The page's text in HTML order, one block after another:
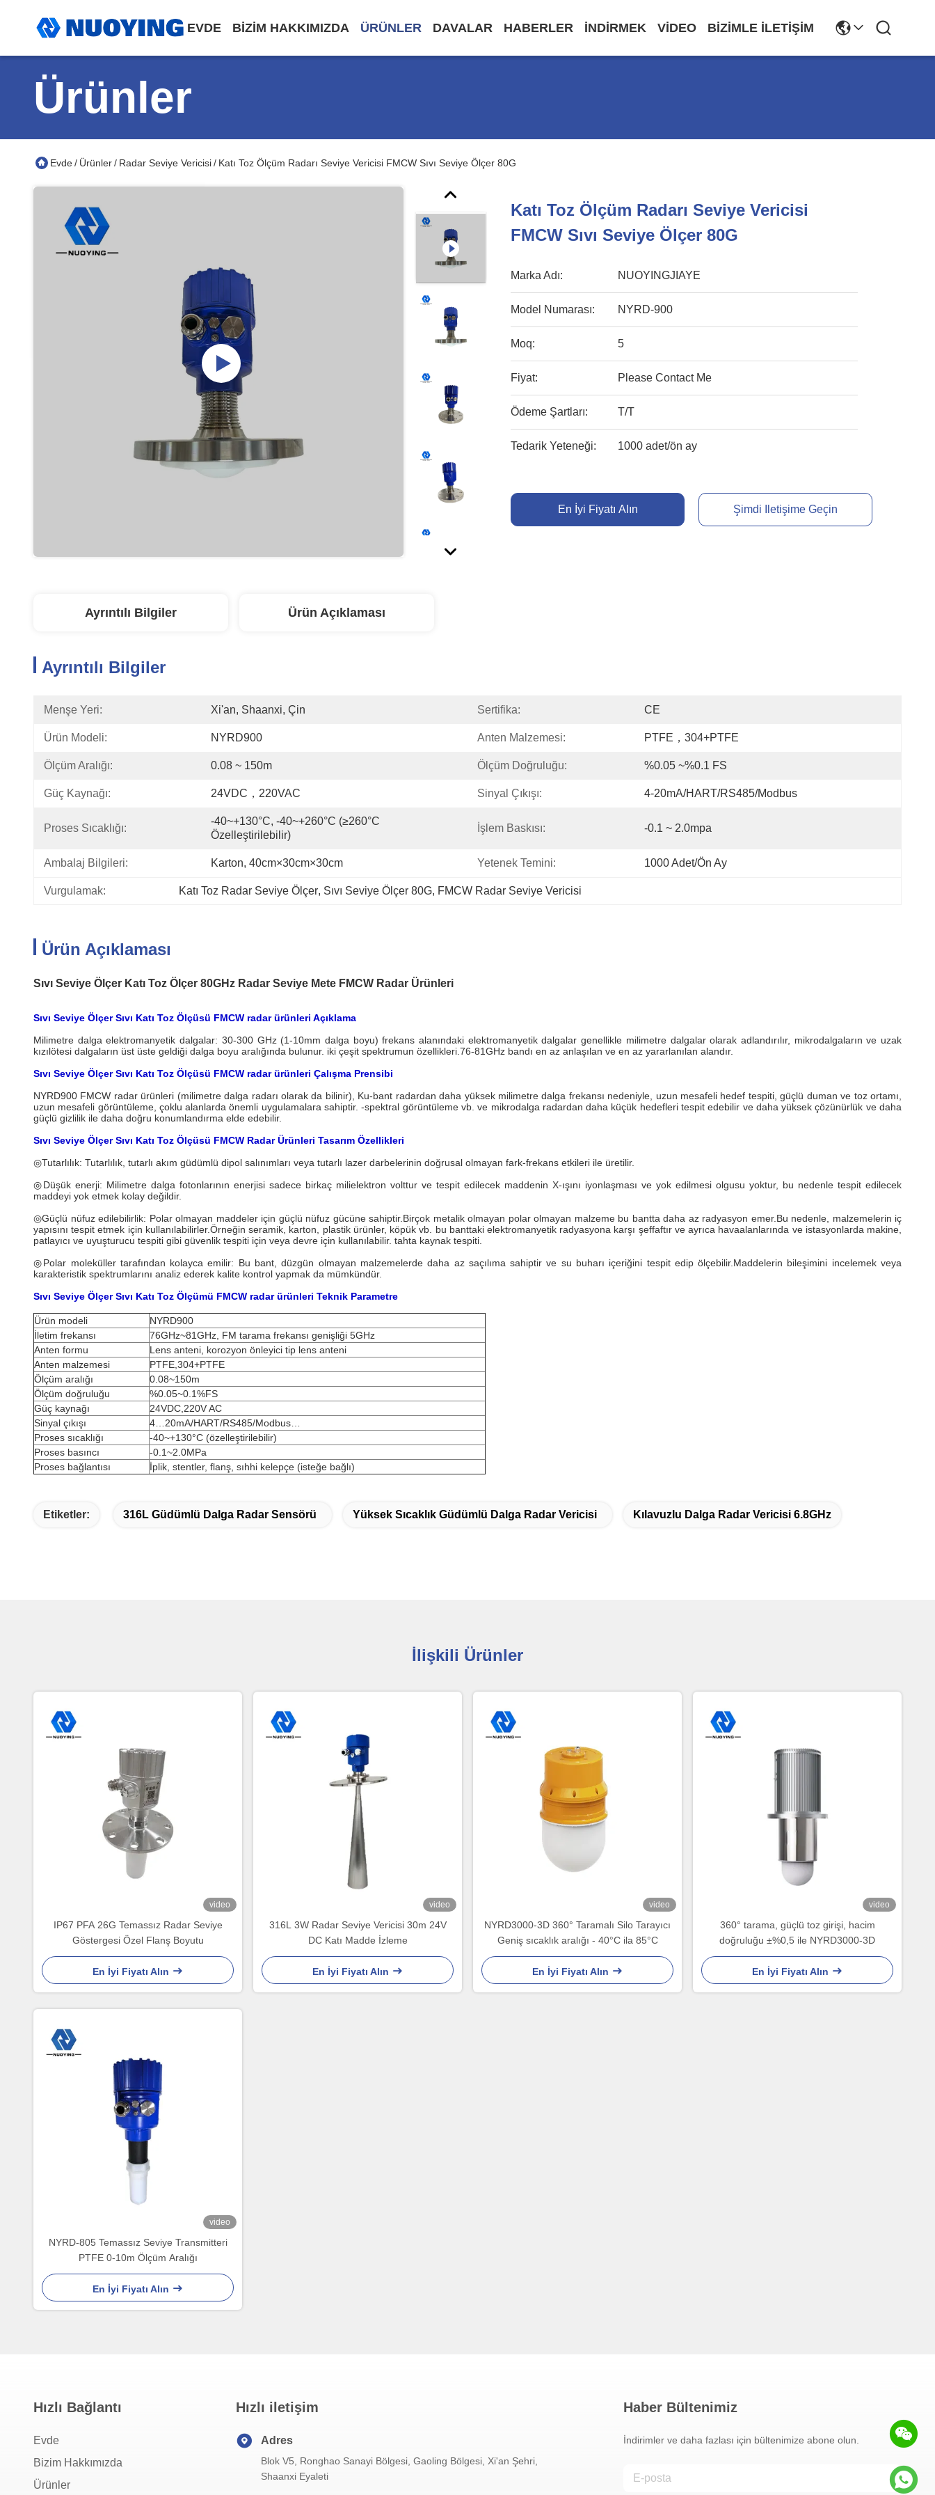
EVDE BIZIM HAKKIMIZDA ÜRÜNLER DAVALAR HABERLER INDIRMEK VIDEO BIZIMLE İLETIŞIM
Ürünler
Evde/ Ürünler/ Radar Seviye Vericisi/ Katı Toz Ölçüm Radarı Seviye Vericisi FMCW Sıvı Seviye Ölçer 80G
Katı Toz Ölçüm Radarı Seviye Vericisi
FMCW Sıvı Seviye Ölçer 80G
Marka Adı: NUOYINGJIAYE
Model Numarası: NYRD-900
Moq: 5
Fiyat: Please Contact Me
Ödeme Şartları: T/T
Tedarik Yeteneği: 1000 adet/ön ay
En İyi Fiyatı Alın Şimdi Iletişime Geçin
Ayrıntılı Bilgiler Ürün Açıklaması
Ayrıntılı Bilgiler
Menşe Yeri: Xi'an, Shaanxi, Çin Sertifika: CE
Ürün Modeli: NYRD900 Anten Malzemesi: PTFE，304+PTFE
Ölçüm Aralığı: 0.08 ~ 150m Ölçüm Doğruluğu: %0.05 ~%0.1 FS
Güç Kaynağı: 24VDC，220VAC Sinyal Çıkışı: 4-20mA/HART/RS485/Modbus
Proses Sıcaklığı:
-40~+130°C, -40~+260°C (≥260°C
Özelleştirilebilir)
İşlem Baskısı: -0.1 ~ 2.0mpa
Ambalaj Bilgileri: Karton, 40cm×30cm×30cm Yetenek Temini: 1000 Adet/ön Ay
Vurgulamak: Katı Toz Radar Seviye Ölçer, Sıvı Seviye Ölçer 80G, FMCW Radar Seviye Vericisi
Ürün Açıklaması
Sıvı Seviye Ölçer Katı Toz Ölçer 80GHz Radar Seviye Mete FMCW Radar Ürünleri
Sıvı Seviye Ölçer Sıvı Katı Toz Ölçüsü FMCW radar ürünleri Açıklama
Milimetre dalga elektromanyetik dalgalar: 30-300 GHz (1-10mm dalga boyu) frekans alanındaki elektromanyetik dalgalar genellikle milimetre dalgalar olarak adlandırılır, mikrodalgaların ve uzak
kızılötesi dalgaların üst üste geldiği dalga boyu aralığında bulunur. iki çeşit spektrumun özellikleri.76-81GHz bandı en az anlaşılan ve en az yararlanılan alandır.
Sıvı Seviye Ölçer Sıvı Katı Toz Ölçüsü FMCW radar ürünleri Çalışma Prensibi
NYRD900 FMCW radar ürünleri (milimetre dalga radarı olarak da bilinir), Ku-bant radardan daha yüksek milimetre dalga frekansı nedeniyle, uzun mesafeli hedef tespiti, güçlü duman ve toz ortamı,
uzun mesafeli görüntüleme, çoklu alanlarda önemli uygulamalara sahiptir. -spektral görüntüleme vb. ve mikrodalga radardan daha küçük hedefleri tespit edebilir ve daha yüksek çözünürlük ve daha
güçlü gizlilik ile daha doğru konumlandırma elde edebilir.
Sıvı Seviye Ölçer Sıvı Katı Toz Ölçüsü FMCW Radar Ürünleri Tasarım Özellikleri
◎Tutarlılık: Tutarlılık, tutarlı akım güdümlü dipol salınımları veya tutarlı lazer darbelerinin doğrusal olmayan fark-frekans etkileri ile üretilir.
◎Düşük enerji: Milimetre dalga fotonlarının enerjisi sadece birkaç milielektron volttur ve tespit edilecek maddenin X-ışını iyonlaşması ve yok edilmesi olgusu yoktur, bu nedenle tespit edilecek
maddeyi yok etmek kolay değildir.
◎Güçlü nüfuz edilebilirlik: Polar olmayan maddeler için güçlü nüfuz gücüne sahiptir.Birçok metalik olmayan polar olmayan malzeme bu bantta daha az radyasyon emer.Bu nedenle, malzemelerin iç
yapısını tespit etmek için kullanılabilirler.Örneğin seramik, karton, plastik ürünler, köpük vb. bu banttaki elektromanyetik radyasyona karşı şeffaftır ve ayrıca havaalanlarında ve istasyonlarda makine,
patlayıcı ve uyuşturucu tespiti gibi güvenlik tespiti için veya devre için kullanılabilir. tahta kaynak tespiti.
◎Polar moleküller tarafından kolayca emilir: Bu bant, düzgün olmayan malzemelerde daha az saçılıma sahiptir ve su buharı içeriğini tespit edip ölçebilir.Maddelerin bileşimini incelemek veya
karakteristik spektrumlarını analiz ederek kalite kontrol yapmak da mümkündür.
Sıvı Seviye Ölçer Sıvı Katı Toz Ölçümü FMCW radar ürünleri Teknik Parametre
Ürün modeli
NYRD900
İletim frekansı
76GHz~81GHz, FM tarama frekansı genişliği 5GHz
Anten formu
Lens anteni, korozyon önleyici tip lens anteni
Anten malzemesi
PTFE,304+PTFE
Ölçüm aralığı
0.08~150m
Ölçüm doğruluğu
%0.05~0.1%FS
Güç kaynağı
24VDC,220V AC
Sinyal çıkışı
4…20mA/HART/RS485/Modbus…
Proses sıcaklığı
-40~+130°C (özelleştirilebilir)
Proses basıncı
-0.1~2.0MPa
Proses bağlantısı
İplik, stentler, flanş, sıhhi kelepçe (isteğe bağlı)
Etiketler: 316L Güdümlü Dalga Radar Sensörü Yüksek Sıcaklık Güdümlü Dalga Radar Vericisi Kılavuzlu Dalga Radar Vericisi 6.8GHz
İlişkili Ürünler
video
IP67 PFA 26G Temassız Radar Seviye
Göstergesi Özel Flanş Boyutu
En İyi Fiyatı Alın
video
316L 3W Radar Seviye Vericisi 30m 24V
DC Katı Madde İzleme
En İyi Fiyatı Alın
video
NYRD3000-3D 360° Taramalı Silo Tarayıcı
Geniş sıcaklık aralığı - 40°C ila 85°C
En İyi Fiyatı Alın
video
360° tarama, güçlü toz girişi, hacim
doğruluğu ±%0,5 ile NYRD3000-3D
En İyi Fiyatı Alın
video
NYRD-805 Temassız Seviye Transmitteri
PTFE 0-10m Ölçüm Aralığı
En İyi Fiyatı Alın
Hızlı Bağlantı
Evde
Bizim Hakkımızda
Ürünler
Hızlı iletişim
Adres
Blok V5, Ronghao Sanayi Bölgesi, Gaoling Bölgesi, Xi'an Şehri,
Shaanxi Eyaleti
Haber Bültenimiz
İndirimler ve daha fazlası için bültenimize abone olun.